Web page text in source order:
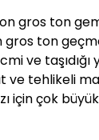
gros ton
gros ton
ve taşıdığı
ve tehlikeli
için çok